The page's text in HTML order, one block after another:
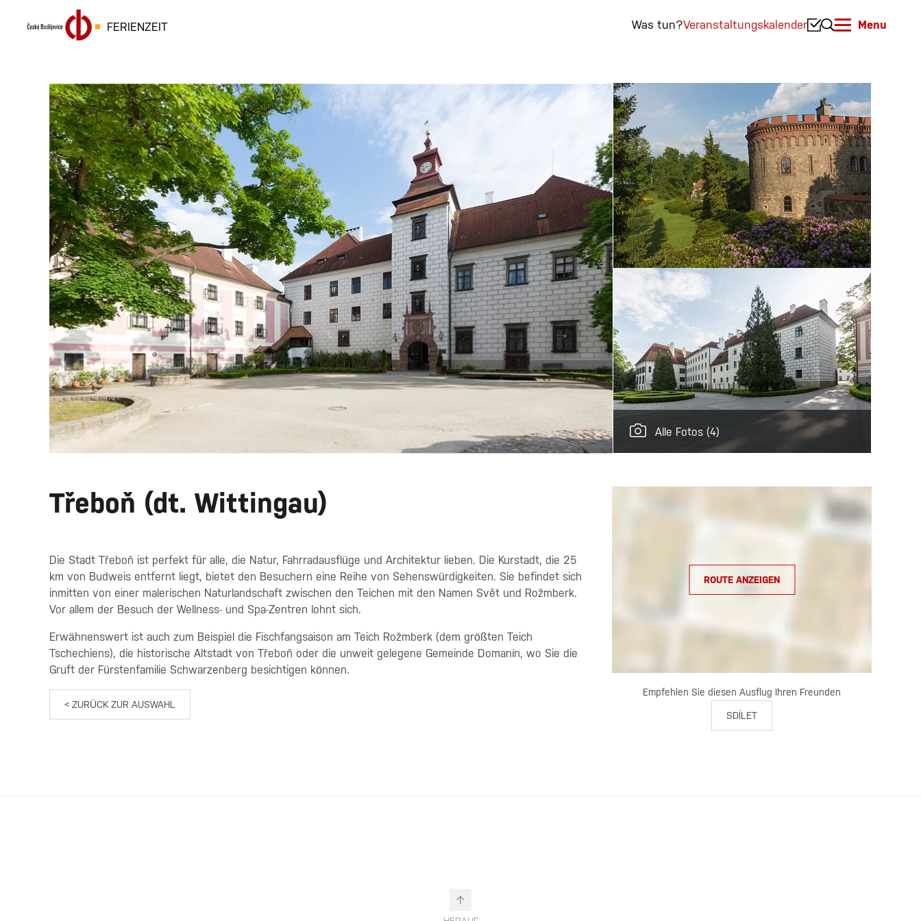
FERIENZEIT Was tun?Veranstaltungskalender Menu
Alle Fotos (4)
Třeboň (dt. Wittingau)
Die Stadt Třeboň ist perfekt für alle, die Natur, Fahrradausflüge und Architektur lieben. Die Kurstadt, die 25
km von Budweis entfernt liegt, bietet den Besuchern eine Reihe von Sehenswürdigkeiten. Sie befindet sich
inmitten von einer malerischen Naturlandschaft zwischen den Teichen mit den Namen Svět und Rožmberk.
Vor allem der Besuch der Wellness- und Spa-Zentren lohnt sich.
Erwähnenswert ist auch zum Beispiel die Fischfangsaison am Teich Rožmberk (dem größten Teich
Tschechiens), die historische Altstadt von Třeboň oder die unweit gelegene Gemeinde Domanín, wo Sie die
Gruft der Fürstenfamilie Schwarzenberg besichtigen können.
< ZURÜCK ZUR AUSWAHL
ROUTE ANZEIGEN
Empfehlen Sie diesen Ausflug Ihren Freunden
SDÍLET